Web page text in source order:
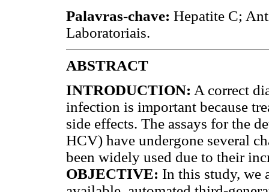
Palavras-chave: Hepatite C;
Laboratoriais.
ABSTRACT
INTRODUCTION: A correct
infection is important because
side effects. The assays for the
HCV) have undergone several
been widely used due to their
OBJECTIVE: In this study, we